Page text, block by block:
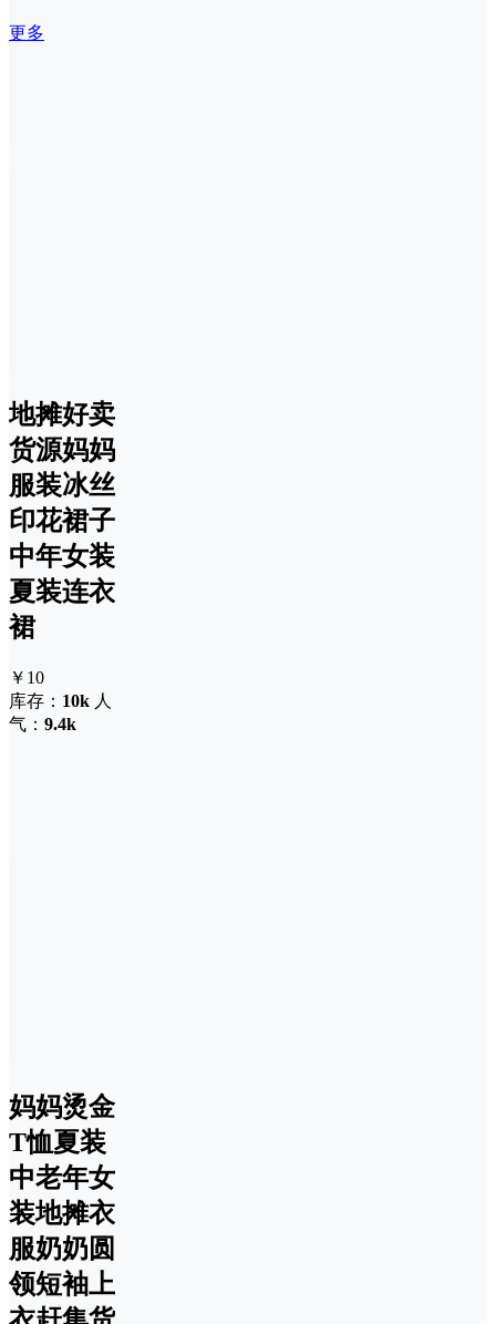
更多
地摊好卖
货源妈妈
服装冰丝
印花裙子
中年女装
夏装连衣
裙
￥10
库存： 10k 人
气： 9.4k
妈妈烫金
T恤夏装
中老年女
装地摊衣
服奶奶圆
领短袖上